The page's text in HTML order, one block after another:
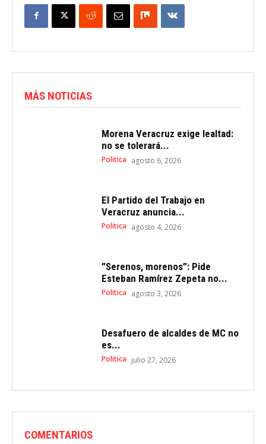
MÁS NOTICIAS
Morena Veracruz exige lealtad:
no se tolerará...
Politica agosto 6, 2026
El Partido del Trabajo en
Veracruz anuncia...
Politica agosto 4, 2026
”Serenos, morenos”: Pide
Esteban Ramírez Zepeta no...
Politica agosto 3, 2026
Desafuero de alcaldes de MC no
es...
Politica julio 27, 2026
COMENTARIOS